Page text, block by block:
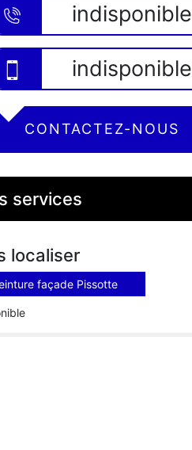
indisponible
indisponible
CONTACTEZ-NOUS
services
localiser
façade Pissotte